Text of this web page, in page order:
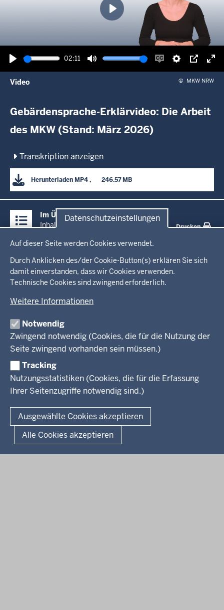
Datenschutzeinstellungen
Auf dieser Seite werden Cookies verwendet.
Durch Anklicken des/der Cookie-Button(s) erklären Sie sich
damit einverstanden, dass wir Cookies verwenden.
Technische Cookies sind zwingend erforderlich.
Weitere Informationen
Notwendig
Zwingend notwendig (Cookies, die für die Nutzung der
Seite zwingend vorhanden sein müssen.)
Tracking
Nutzungsstatistiken (Cookies, die für die Erfassung
Ihrer Seitenzugriffe notwendig sind.)
Ausgewählte Cookies akzeptieren
Alle Cookies akzeptieren
Wiedergabe
02:11
Ton
Untertitel
einschalten
Picture-
in-
Wiedergabe
Video © MKW NRW
Gebärdensprache-Erklärvideo: Die Arbeit
des MKW (Stand: März 2026)
Transkription anzeigen
Herunterladen MP4
      246.57 MB
Inhalte
Im Überblick
Inhalt
Drucken
Menü
in
der
Fußzeile
Startseite
Ministerium
Leitung des Hauses
Organisation
Arbeitgeber Ministerium
Rechtsgrundlagen
Kultur
Wissenschaft, Forschung, Lehre und Studium
Presse
Service
Kontakt
Fußzeile
Datenschutz Erklärung zur Barrierefreiheit